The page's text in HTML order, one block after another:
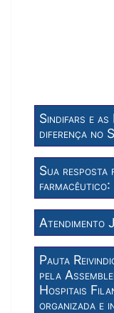
Sindifars e as
diferença no
Sua
Atendimento
Pauta
pela
Hospitais
organizada e